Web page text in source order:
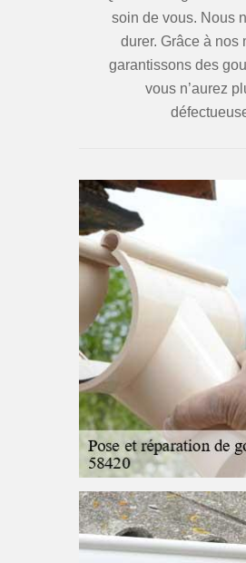
soin de vous. Nous
durer. Grâce à nos
garantissons des
vous n’aurez